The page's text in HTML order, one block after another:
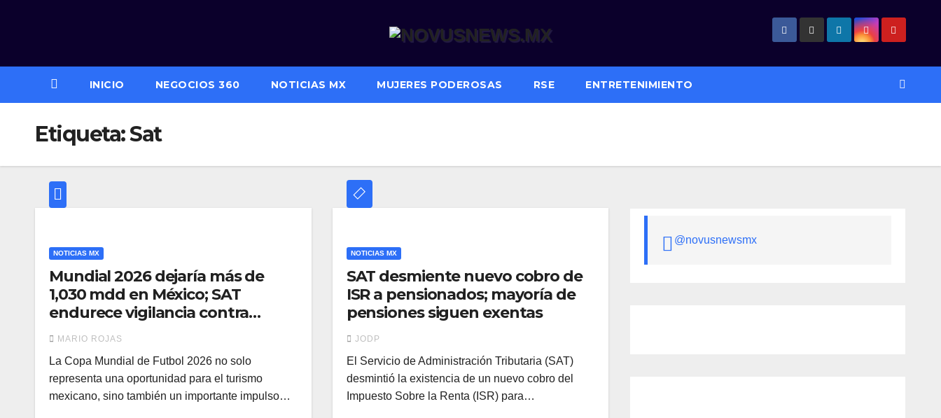
INICIO NEGOCIOS 360 NOTICIAS MX MUJERES PODEROSAS RSE ENTRETENIMIENTO
Etiqueta:Sat
NOTICIAS MX
Mundial 2026 dejaría más de
1,030 mdd en México; SAT
endurece vigilancia contra
factureras
MARIO ROJAS
La Copa Mundial de Futbol 2026 no solo
representa una oportunidad para el turismo
mexicano, sino también un importante impulso…
NOTICIAS MX
SAT desmiente nuevo cobro de
ISR a pensionados; mayoría de
pensiones siguen exentas
JODP
El Servicio de Administración Tributaria (SAT)
desmintió la existencia de un nuevo cobro del
Impuesto Sobre la Renta (ISR) para…
@novusnewsmx